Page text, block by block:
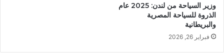
وزير السياحة من لندن: 2025 عام
الذروة للسياحة المصرية
والبريطانية
فبراير 26, 2026